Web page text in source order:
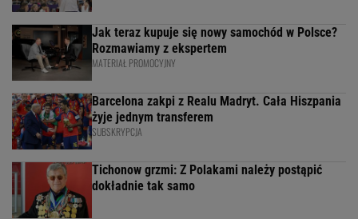
Jak teraz kupuje się nowy samochód w Polsce?
Rozmawiamy z ekspertem
MATERIAŁ PROMOCYJNY
Barcelona zakpi z Realu Madryt. Cała Hiszpania
żyje jednym transferem
SUBSKRYPCJA
Tichonow grzmi: Z Polakami należy postąpić
dokładnie tak samo